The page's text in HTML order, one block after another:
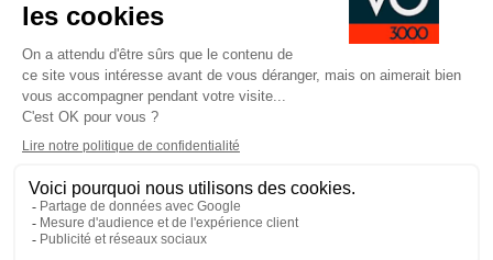
Pour plus de de détails sur nos offres de financement,
cliquez ici
SE CONNECTER POUR DEMANDER UN